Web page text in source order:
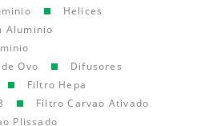
Helices
Aluminio
Ovo
Difusores
Filtro Hepa
Filtro Carvao Ativado
Plissado